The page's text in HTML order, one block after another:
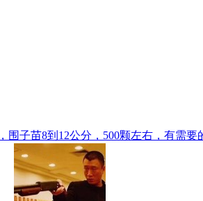
围子苗8到12公分，500颗左右，有需要